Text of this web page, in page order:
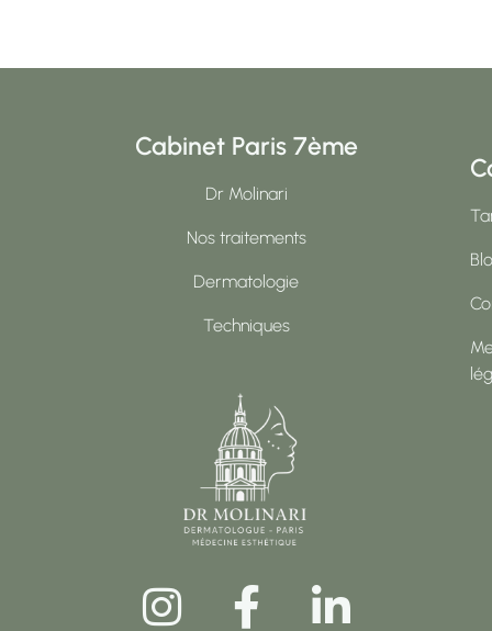
Cabinet Paris 7ème
Dr Molinari
Nos traitements
Dermatologie
Techniques